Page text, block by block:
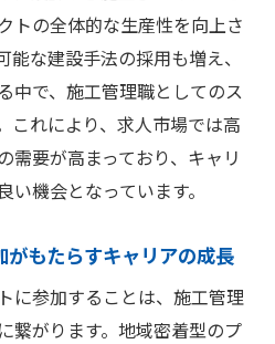
トの全体的な生産性を向上さ
な建設手法の採用も増え、
中で、施工管理職としてのス
これにより、求人市場では高
需要が高まっており、キャリ
機会となっています。
もたらすキャリアの成長
に参加することは、施工管理
繋がります。地域密着型のプ